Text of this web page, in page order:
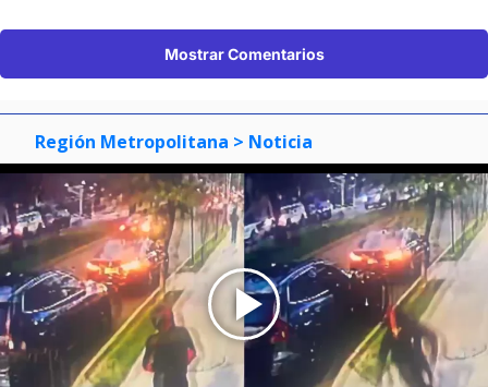
Mostrar Comentarios
Región Metropolitana > Noticia